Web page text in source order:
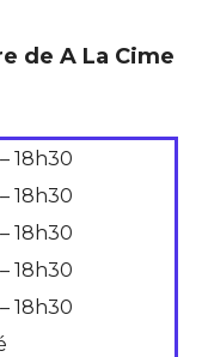
de A La Cime
18h30
18h30
18h30
18h30
18h30